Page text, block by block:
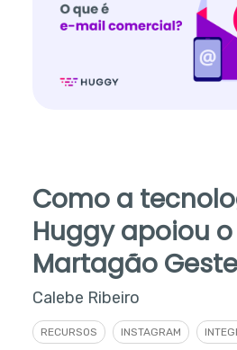
Como a
Huggy apoiou
Martagão
Calebe Ribeiro
RECURSOS INSTAGRAM